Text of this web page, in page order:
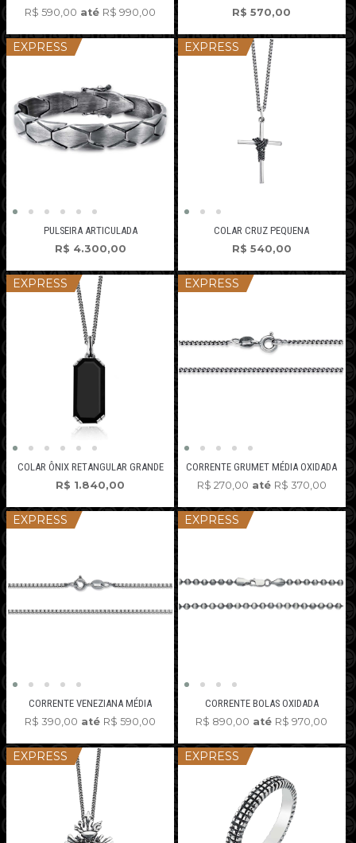
R$ 590,00 até R$ 990,00
R$ 570,00
EXPRESS
PULSEIRA ARTICULADA
R$ 4.300,00
EXPRESS
COLAR CRUZ PEQUENA
R$ 540,00
EXPRESS
COLAR ÔNIX RETANGULAR GRANDE
R$ 1.840,00
EXPRESS
CORRENTE GRUMET MÉDIA OXIDADA
R$ 270,00 até R$ 370,00
EXPRESS
CORRENTE VENEZIANA MÉDIA
R$ 390,00 até R$ 590,00
EXPRESS
CORRENTE BOLAS OXIDADA
R$ 890,00 até R$ 970,00
EXPRESS EXPRESS